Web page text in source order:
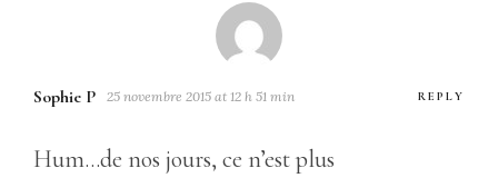
Sophie P 25 novembre 2015 at 12 h 51 min REPLY
Hum…de nos jours, ce n’est plus